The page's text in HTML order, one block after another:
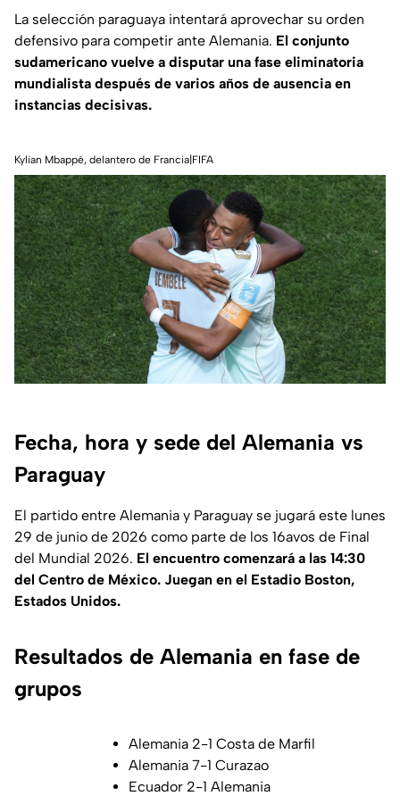
La selección paraguaya intentará aprovechar su orden
defensivo para competir ante Alemania. El conjunto
sudamericano vuelve a disputar una fase eliminatoria
mundialista después de varios años de ausencia en
instancias decisivas.
Kylian Mbappé, delantero de Francia|FIFA
Fecha, hora y sede del Alemania vs
Paraguay
El partido entre Alemania y Paraguay se jugará este lunes
29 de junio de 2026 como parte de los 16avos de Final
del Mundial 2026. El encuentro comenzará a las 14:30
del Centro de México. Juegan en el Estadio Boston,
Estados Unidos.
Resultados de Alemania en fase de
grupos
Alemania 2-1 Costa de Marfil
Alemania 7-1 Curazao
Ecuador 2-1 Alemania